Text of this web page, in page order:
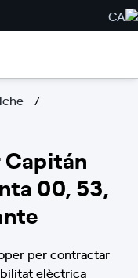
CA
00, 53,
per contractar
elèctrica